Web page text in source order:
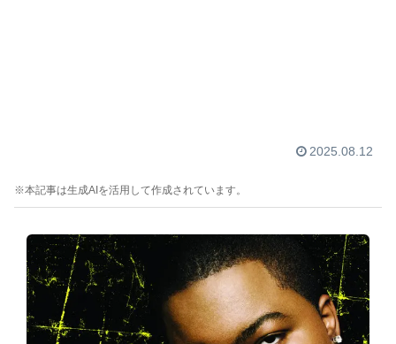
2025.08.12
※本記事は生成AIを活用して作成されています。